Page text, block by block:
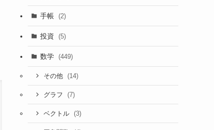
手帳 (2)
投資 (5)
数学 (449)
その他 (14)
グラフ (7)
ベクトル (3)